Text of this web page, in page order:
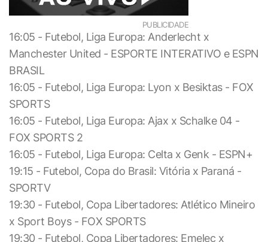
PUBLICIDADE
16:05 - Futebol, Liga Europa: Anderlecht x
Manchester United - ESPORTE INTERATIVO e ESPN
BRASIL
16:05 - Futebol, Liga Europa: Lyon x Besiktas - FOX
SPORTS
16:05 - Futebol, Liga Europa: Ajax x Schalke 04 -
FOX SPORTS 2
16:05 - Futebol, Liga Europa: Celta x Genk - ESPN+
19:15 - Futebol, Copa do Brasil: Vitória x Paraná -
SPORTV
19:30 - Futebol, Copa Libertadores: Atlético Mineiro
x Sport Boys - FOX SPORTS
19:30 - Futebol, Copa Libertadores: Emelec x